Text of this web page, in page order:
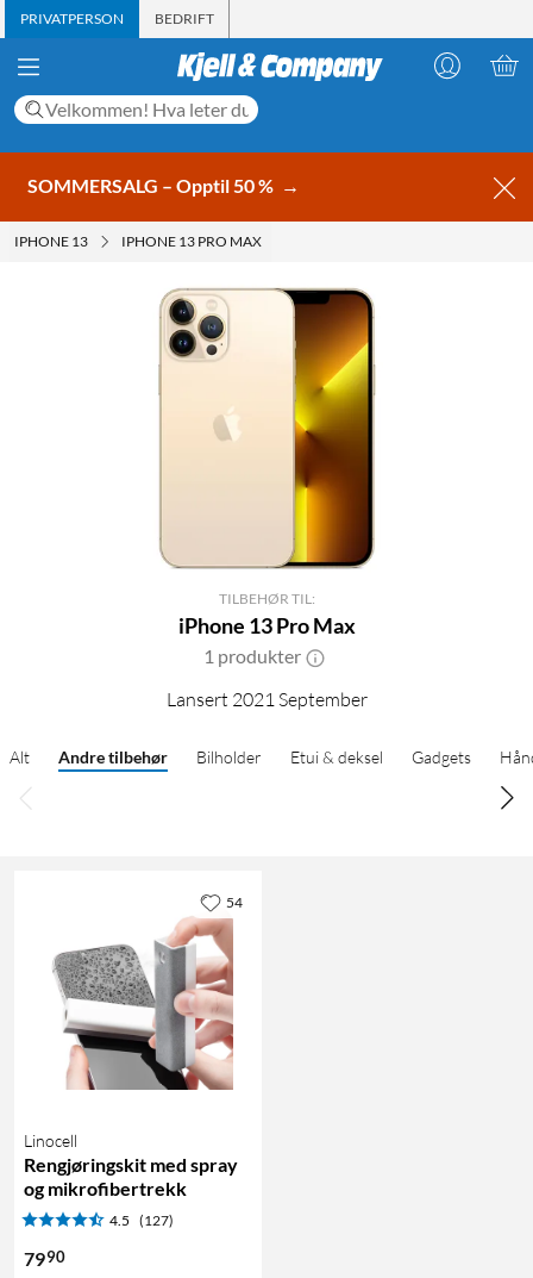
PRIVATPERSON BEDRIFT
SOMMERSALG – Opptil 50 % →
IPHONE 13 IPHONE 13 PRO MAX
TILBEHØR TIL:
iPhone 13 Pro Max
1 produkter
Lansert 2021 September
Alt Andre tilbehør Bilholder Etui & deksel Gadgets
Linocell
Rengjøringskit med spray
og mikrofibertrekk
4.5 (127)
7990
54